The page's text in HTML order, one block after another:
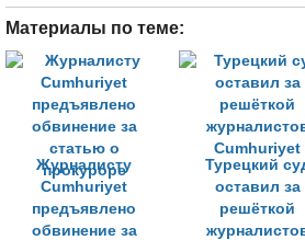
Материалы по теме:
Журналисту
Cumhuriyet
предъявлено
обвинение за
Турецкий
оставил за
решёткой